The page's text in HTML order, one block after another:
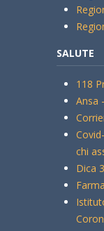
SALUTE
118
Ansa
chi
Dica